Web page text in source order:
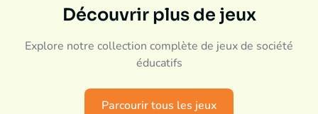
Découvrir plus de jeux
Explore notre collection complète de jeux de société
éducatifs
Parcourir tous les jeux